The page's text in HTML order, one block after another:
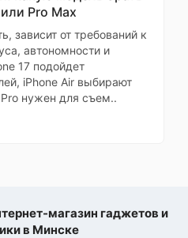
к/с)
(45 Вт)
не
что есть
Но
В
хорошо
Pro Max
зависит от требований к
автономности и
17 подойдет
iPhone Air выбирают
нужен для съем..
магазин гаджетов и
в Минске